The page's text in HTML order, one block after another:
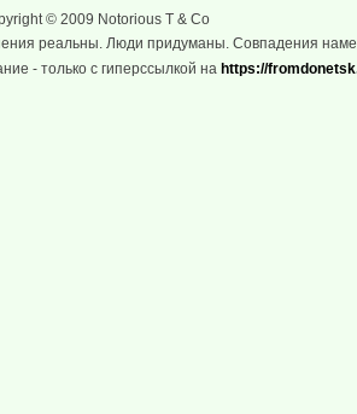
© 2009 Notorious T & Co
реальны. Люди придуманы. Совпадения
- только с гиперссылкой на https://